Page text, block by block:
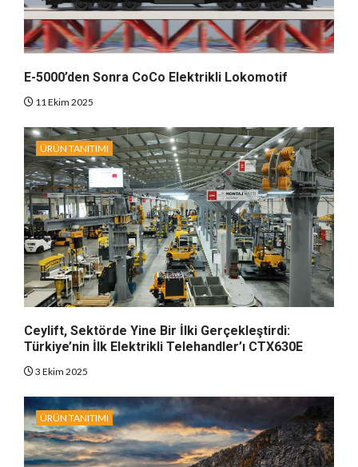
E-5000’den Sonra CoCo Elektrikli Lokomotif
11 Ekim 2025
ÜRÜN TANITIMI
Ceylift, Sektörde Yine Bir İlki Gerçekleştirdi:
Türkiye’nin İlk Elektrikli Telehandler’ı CTX630E
3 Ekim 2025
ÜRÜN TANITIMI